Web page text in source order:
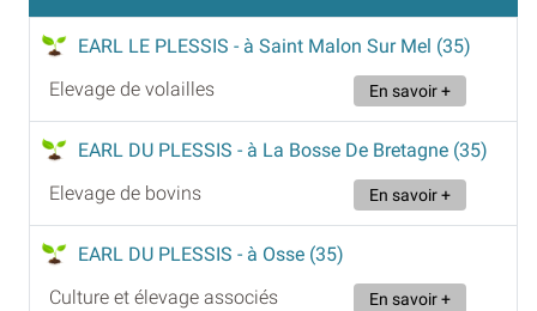
EARL LE PLESSIS - à Saint Malon Sur Mel (35)
Elevage de volailles
En savoir +
EARL DU PLESSIS - à La Bosse De Bretagne (35)
Elevage de bovins
En savoir +
EARL DU PLESSIS - à Osse (35)
Culture et élevage associés
En savoir +